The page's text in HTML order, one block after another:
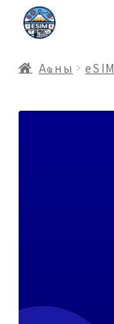
ナ
ビ
ー
ョ
コ
ン
ン
ス
Аҩны еSIM